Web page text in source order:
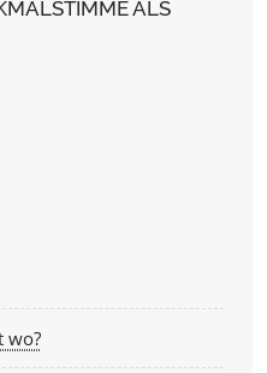
ALS
wo?